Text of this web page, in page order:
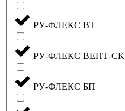
РУ-ФЛЕКС ВТ
РУ-ФЛЕКС ВЕНТ-СК
РУ-ФЛЕКС БП